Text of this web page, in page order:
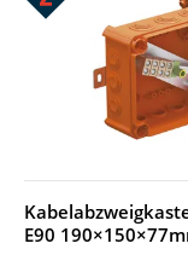
E90